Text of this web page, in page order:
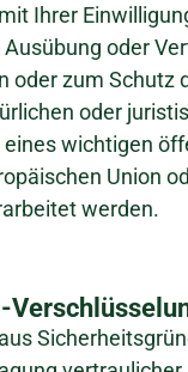
Ihrer
oder
oder zum Schutz
oder
eines wichtigen
Union
werden.